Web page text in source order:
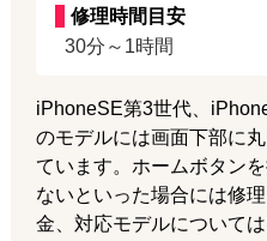
修理時間目安
30分～1時間
iPhoneSE第3世代、
のモデルには画面下部に
ています。ホームボタン
ないといった場合には修
金、対応モデルについて